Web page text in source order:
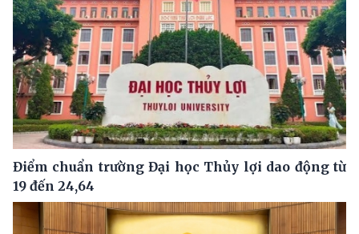
Điểm chuẩn trường Đại học Thủy lợi dao động từ
19 đến 24,64